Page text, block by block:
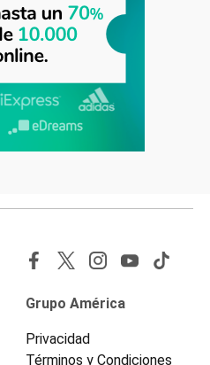
Grupo América
Privacidad
Términos y Condiciones